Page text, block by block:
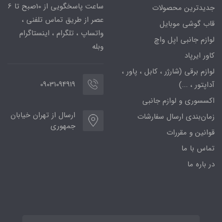
جدیدترین محصولات
قاب گوشی موبایل
لوازم جانبی اپل واچ
کاور ایرپاد
لوازم برقی (شارژر ، کابل ، پاور ،
آداپتور ، ...)
اکسسوری و لوازم جانبی
زمان‌بندی ارسال سفارشات
قوانین و مقررات
تماس با ما
در باره ما
ساعت پاسخگویی از 10صبح تا 6
عصر از طریق تماس تلفنی ،
واتساپ ، تلگرام ، اینستاگرام
وبله
09031094919
ارسال از تهران خیابان
جمهوری